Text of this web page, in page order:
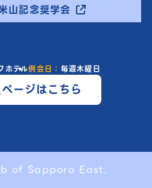
山記念奨学会
ホテル例会日： 毎週木曜日
ージはこちら
of Sapporo East.